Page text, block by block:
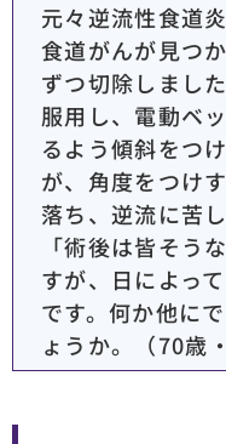
元々逆流性食道
食道がんが見つ
ずつ切除しまし
服用し、電動ベ
るよう傾斜をつ
が、角度をつけ
落ち、逆流に苦
「術後は皆そう
すが、日によっ
です。何か他に
ょうか。（70歳